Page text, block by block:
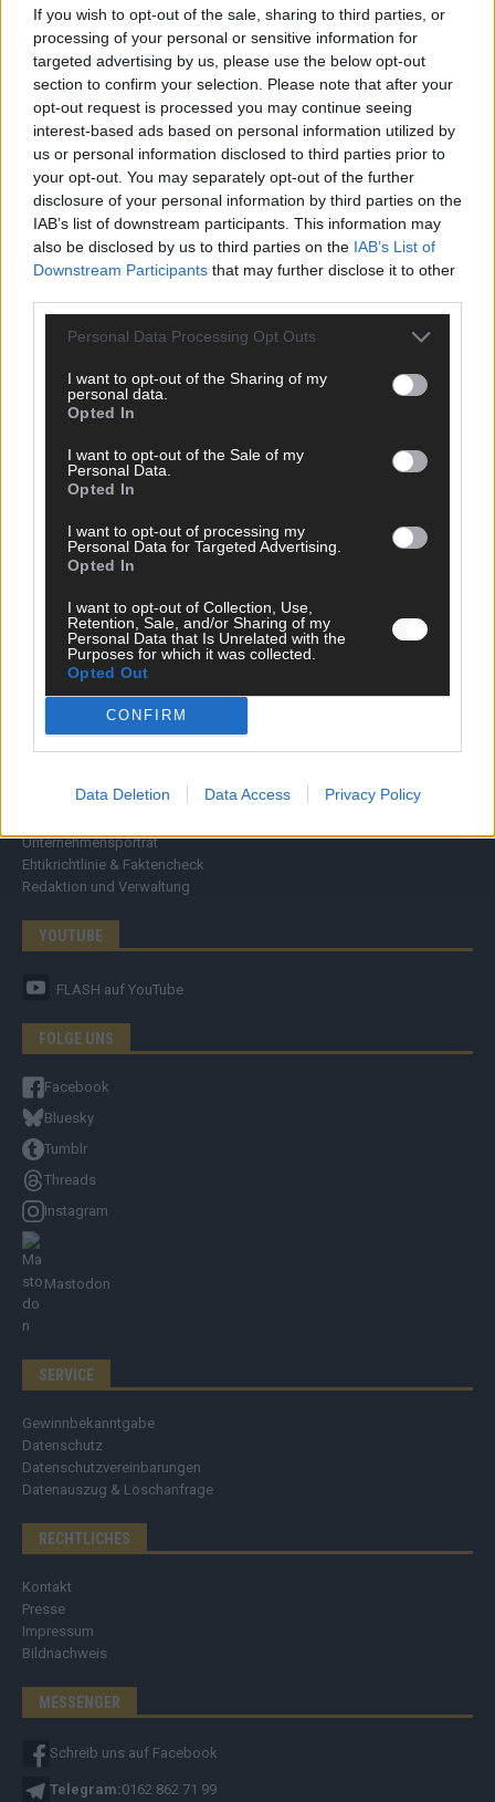
If you wish to opt-out of the sale, sharing to third parties, or
processing of your personal or sensitive information for
targeted advertising by us, please use the below opt-out
section to confirm your selection. Please note that after your
opt-out request is processed you may continue seeing
interest-based ads based on personal information utilized by
us or personal information disclosed to third parties prior to
your opt-out. You may separately opt-out of the further
disclosure of your personal information by third parties on the
IAB’s list of downstream participants. This information may
also be disclosed by us to third parties on the IAB’s List of
Downstream Participants that may further disclose it to other
Personal Data Processing Opt Outs
I want to opt-out of the Sharing of my
personal data.
Opted In
I want to opt-out of the Sale of my
Personal Data.
Opted In
I want to opt-out of processing my
Personal Data for Targeted Advertising.
Opted In
I want to opt-out of Collection, Use,
Retention, Sale, and/or Sharing of my
Personal Data that Is Unrelated with the
Purposes for which it was collected.
Opted Out
CONFIRM
Data Deletion Data Access Privacy Policy
ANZEIGE
SCHNELL ZUM RESSORT
Nachrichten
Ratgeber
Wissen
Kommentar
Streams & Storys
Eurovision
FLASH – DAS VIDEOPORTAL
ÜBER UNS
Unternehmensporträt
Ehtikrichtlinie & Faktencheck
Redaktion und Verwaltung
YOUTUBE
FLASH auf YouTube
FOLGE UNS
Facebook
Bluesky
Tumblr
Threads
Instagram
Mastodon
SERVICE
Gewinnbekanntgabe
Datenschutz
Datenschutzvereinbarungen
Datenauszug & Löschanfrage
RECHTLICHES
Kontakt
Presse
Impressum
Bildnachweis
MESSENGER
Schreib uns auf Facebook
Telegram:0162 862 71 99